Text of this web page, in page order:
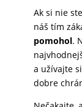
Ak si nie
náš tím
pomohol.
a užívajte
dobre